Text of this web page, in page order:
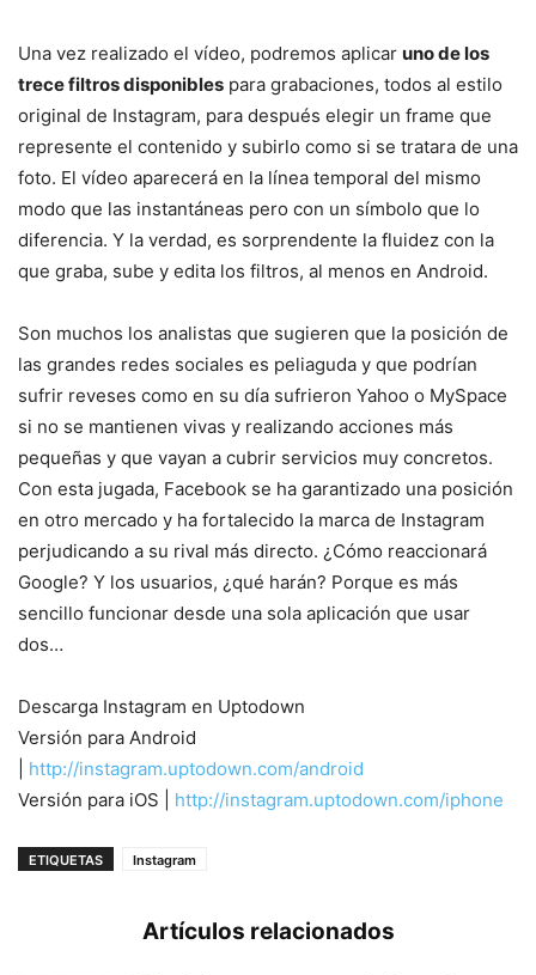
Una vez realizado el vídeo, podremos aplicar uno de los
trece filtros disponibles para grabaciones, todos al estilo
original de Instagram, para después elegir un frame que
represente el contenido y subirlo como si se tratara de una
foto. El vídeo aparecerá en la línea temporal del mismo
modo que las instantáneas pero con un símbolo que lo
diferencia. Y la verdad, es sorprendente la fluidez con la
que graba, sube y edita los filtros, al menos en Android.
Son muchos los analistas que sugieren que la posición de
las grandes redes sociales es peliaguda y que podrían
sufrir reveses como en su día sufrieron Yahoo o MySpace
si no se mantienen vivas y realizando acciones más
pequeñas y que vayan a cubrir servicios muy concretos.
Con esta jugada, Facebook se ha garantizado una posición
en otro mercado y ha fortalecido la marca de Instagram
perjudicando a su rival más directo. ¿Cómo reaccionará
Google? Y los usuarios, ¿qué harán? Porque es más
sencillo funcionar desde una sola aplicación que usar
dos…
Descarga Instagram en Uptodown
Versión para Android
http://instagram.uptodown.com/android
Versión para iOS | http://instagram.uptodown.com/iphone
ETIQUETAS Instagram
Artículos relacionados